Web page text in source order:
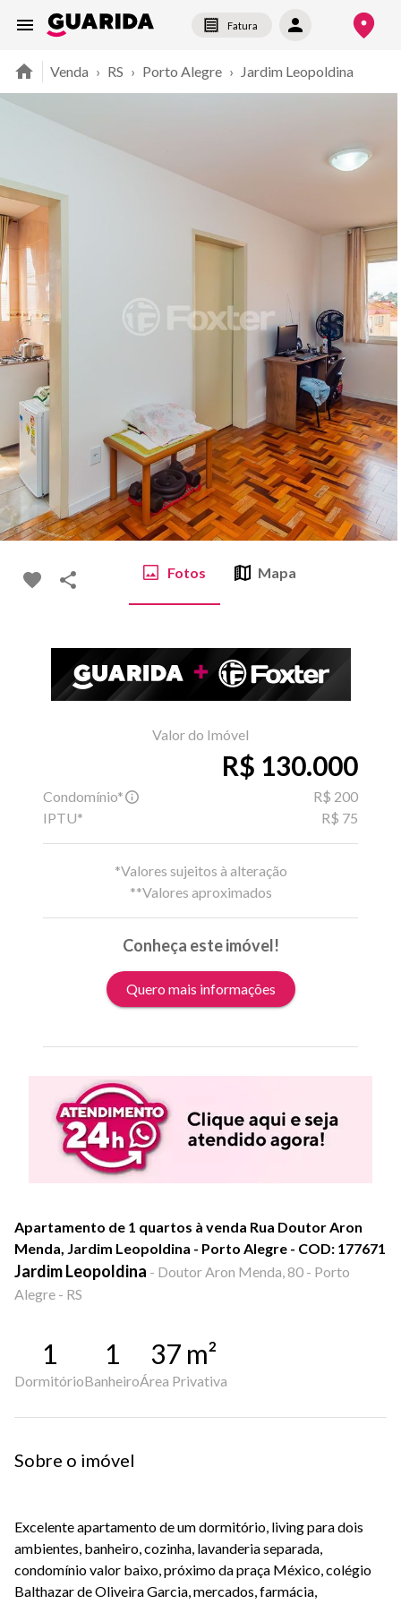
Fatura
Venda › RS › Porto Alegre › Jardim Leopoldina
Fotos Mapa
Valor do Imóvel
R$ 130.000
Condomínio*
R$ 200
IPTU*
R$ 75
*Valores sujeitos à alteração
**Valores aproximados
Conheça este imóvel!
Quero mais informações
Apartamento de 1 quartos à venda Rua Doutor Aron
Menda, Jardim Leopoldina - Porto Alegre - COD: 177671
Jardim Leopoldina - Doutor Aron Menda, 80 - Porto
Alegre - RS
1
Dormitório
1
Banheiro
37 m²
Área Privativa
Sobre o imóvel
Excelente apartamento de um dormitório, living para dois
ambientes, banheiro, cozinha, lavanderia separada,
condomínio valor baixo, próximo da praça México, colégio
Balthazar de Oliveira Garcia, mercados, farmácia,